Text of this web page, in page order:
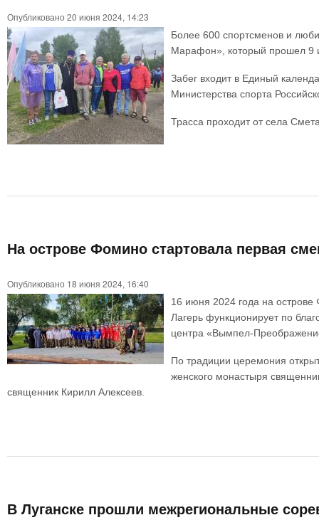
Опубликовано 20 июня 2024, 14:23
Более 600 спортсменов и
Марафон», который прошел 9
Забег входит в Единый
Министерства спорта
Трасса проходит от села
На острове Фомино стартовала первая
Опубликовано 18 июня 2024, 16:40
16 июня 2024 года на острове
Лагерь функционирует по
центра «Вымпел-
По традиции церемония
женского монастыря
священник Кирилл Алексеев.
В Луганске прошли межрегиональные